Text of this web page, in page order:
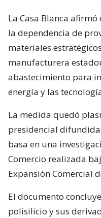
La Casa Blanca
la dependencia de
materiales
manufacturera
abastecimiento para
energía y las
La medida quedó
presidencial difundida
basa en una
Comercio realizada
Expansión Comercial
El documento
polisilicio y sus